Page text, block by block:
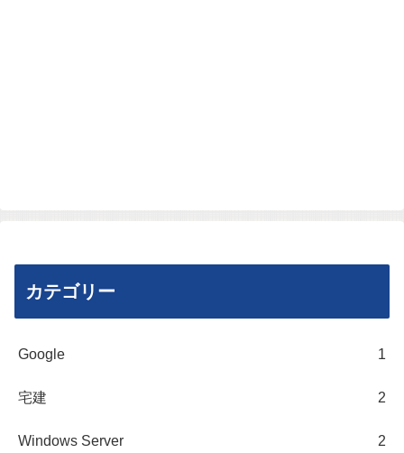
カテゴリー
Google 1
宅建 2
Windows Server 2